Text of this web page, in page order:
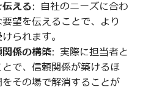
える: 自社のニーズに合わ
望を伝えることで、より
られます。
関係の構築: 実際に担当者と
で、信頼関係が築けるほ
その場で解消することが